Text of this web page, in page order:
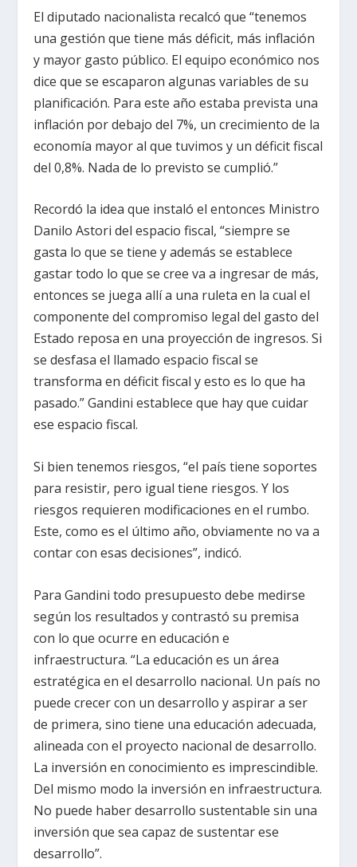
El diputado nacionalista recalcó que “tenemos
una gestión que tiene más déficit, más inflación
y mayor gasto público. El equipo económico nos
dice que se escaparon algunas variables de su
planificación. Para este año estaba prevista una
inflación por debajo del 7%, un crecimiento de la
economía mayor al que tuvimos y un déficit fiscal
del 0,8%. Nada de lo previsto se cumplió.”
Recordó la idea que instaló el entonces Ministro
Danilo Astori del espacio fiscal, “siempre se
gasta lo que se tiene y además se establece
gastar todo lo que se cree va a ingresar de más,
entonces se juega allí a una ruleta en la cual el
componente del compromiso legal del gasto del
Estado reposa en una proyección de ingresos. Si
se desfasa el llamado espacio fiscal se
transforma en déficit fiscal y esto es lo que ha
pasado.” Gandini establece que hay que cuidar
ese espacio fiscal.
Si bien tenemos riesgos, “el país tiene soportes
para resistir, pero igual tiene riesgos. Y los
riesgos requieren modificaciones en el rumbo.
Este, como es el último año, obviamente no va a
contar con esas decisiones”, indicó.
Para Gandini todo presupuesto debe medirse
según los resultados y contrastó su premisa
con lo que ocurre en educación e
infraestructura. “La educación es un área
estratégica en el desarrollo nacional. Un país no
puede crecer con un desarrollo y aspirar a ser
de primera, sino tiene una educación adecuada,
alineada con el proyecto nacional de desarrollo.
La inversión en conocimiento es imprescindible.
Del mismo modo la inversión en infraestructura.
No puede haber desarrollo sustentable sin una
inversión que sea capaz de sustentar ese
desarrollo”.